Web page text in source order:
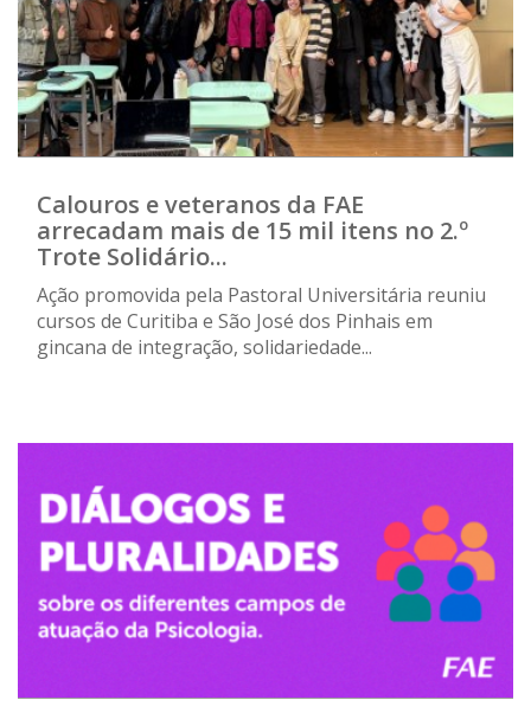
Calouros e veteranos da FAE
arrecadam mais de 15 mil itens no 2.º
Trote Solidário...
Ação promovida pela Pastoral Universitária reuniu
cursos de Curitiba e São José dos Pinhais em
gincana de integração, solidariedade...